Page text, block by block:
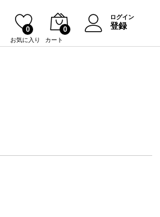
お気に入り
0
カート
0
ログイン
登録